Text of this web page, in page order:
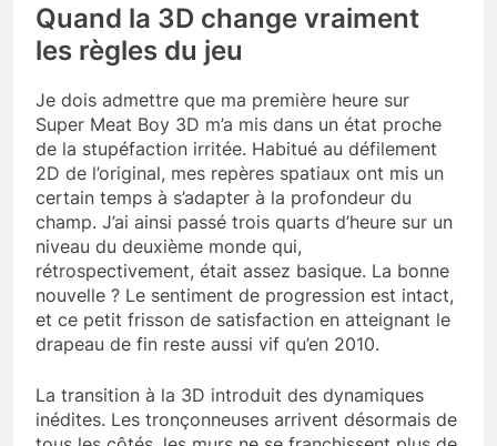
Quand la 3D change vraiment
les règles du jeu
Je dois admettre que ma première heure sur
Super Meat Boy 3D m’a mis dans un état proche
de la stupéfaction irritée. Habitué au défilement
2D de l’original, mes repères spatiaux ont mis un
certain temps à s’adapter à la profondeur du
champ. J’ai ainsi passé trois quarts d’heure sur un
niveau du deuxième monde qui,
rétrospectivement, était assez basique. La bonne
nouvelle ? Le sentiment de progression est intact,
et ce petit frisson de satisfaction en atteignant le
drapeau de fin reste aussi vif qu’en 2010.
La transition à la 3D introduit des dynamiques
inédites. Les tronçonneuses arrivent désormais de